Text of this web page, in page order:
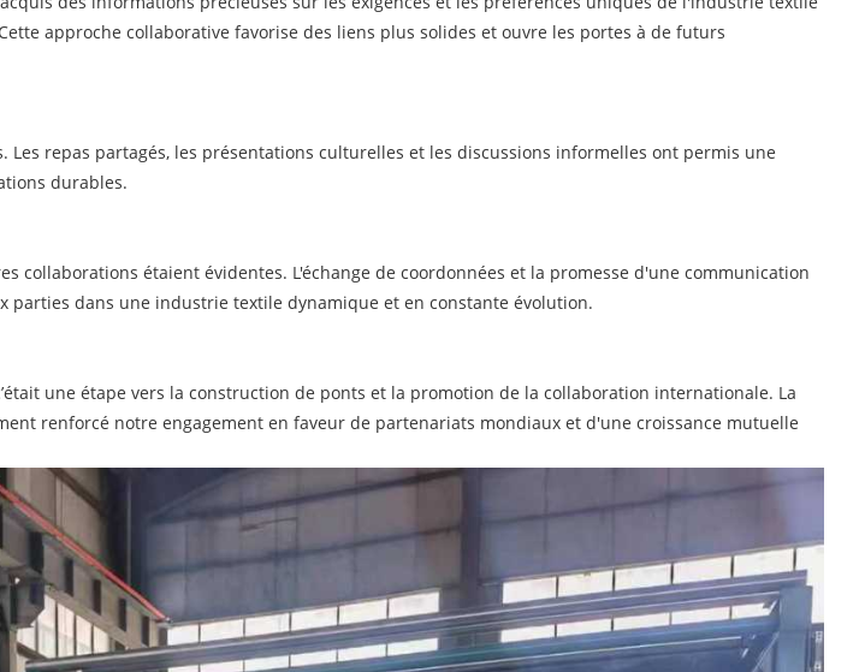
approche collaborative favorise des liens plus solides et ouvre les portes à de futurs
repas partagés, les présentations culturelles et les discussions informelles ont permis une
durables.
étaient évidentes. L'échange de coordonnées et la promesse d'une communication
dans une industrie textile dynamique et en constante évolution.
une étape vers la construction de ponts et la promotion de la collaboration internationale. La
renforcé notre engagement en faveur de partenariats mondiaux et d'une croissance mutuelle